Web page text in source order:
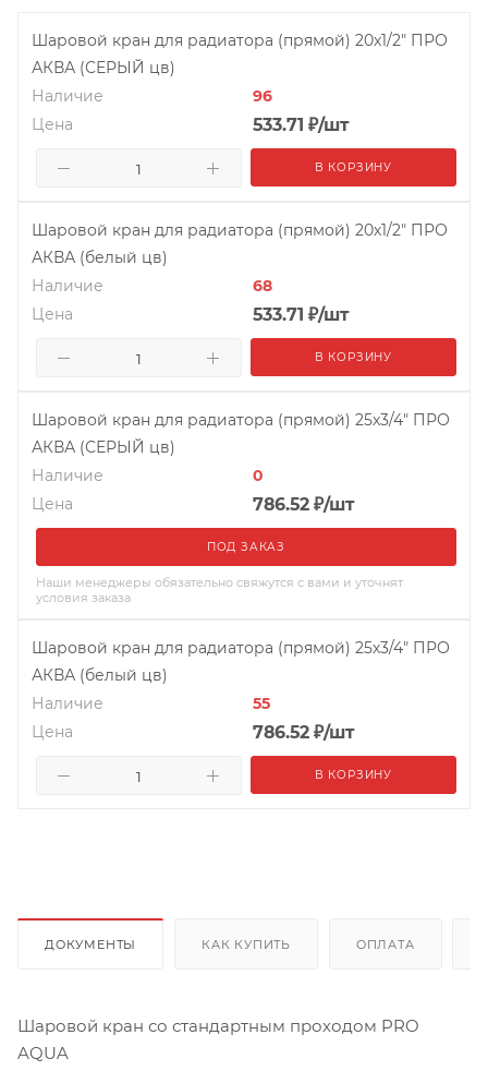
Шаровой кран для радиатора (прямой) 20х1/2" ПРО
АКВА (СЕРЫЙ цв)
Наличие
96
Цена
533.71 ₽/шт
В КОРЗИНУ
Шаровой кран для радиатора (прямой) 20х1/2" ПРО
АКВА (белый цв)
Наличие
68
Цена
533.71 ₽/шт
В КОРЗИНУ
Шаровой кран для радиатора (прямой) 25х3/4" ПРО
АКВА (СЕРЫЙ цв)
Наличие
0
Цена
786.52 ₽/шт
ПОД ЗАКАЗ
Наши менеджеры обязательно свяжутся с вами и уточнят
условия заказа
Шаровой кран для радиатора (прямой) 25х3/4" ПРО
АКВА (белый цв)
Наличие
55
Цена
786.52 ₽/шт
В КОРЗИНУ
ДОКУМЕНТЫ КАК КУПИТЬ ОПЛАТА
Шаровой кран со стандартным проходом PRO
AQUA